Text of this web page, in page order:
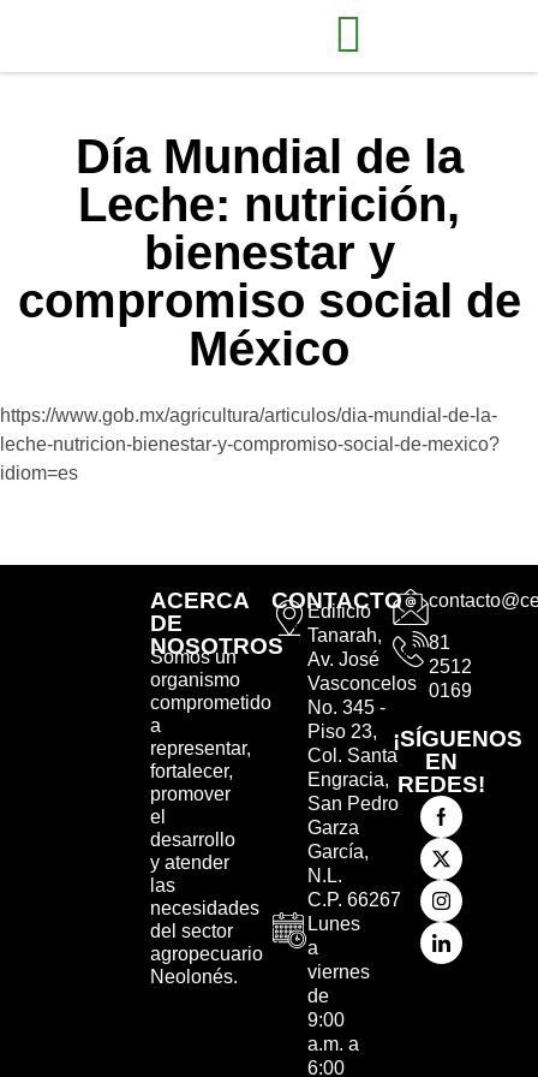
Día Mundial de la
Leche: nutrición,
bienestar y
compromiso social de
México
https://www.gob.mx/agricultura/articulos/dia-mundial-de-la-
leche-nutricion-bienestar-y-compromiso-social-de-mexico?
idiom=es
ACERCA
DE
NOSOTROS
Somos un
organismo
comprometido
a
representar,
fortalecer,
promover
el
desarrollo
y atender
las
necesidades
del sector
agropecuario
Neolonés.
CONTACTO
Edificio
Tanarah,
Av. José
Vasconcelos
No. 345 -
Piso 23,
Col. Santa
Engracia,
San Pedro
Garza
García,
N.L.
C.P. 66267
Lunes
a
viernes
de
9:00
a.m. a
6:00
81
2512
0169
¡SÍGUENOS
EN
REDES!